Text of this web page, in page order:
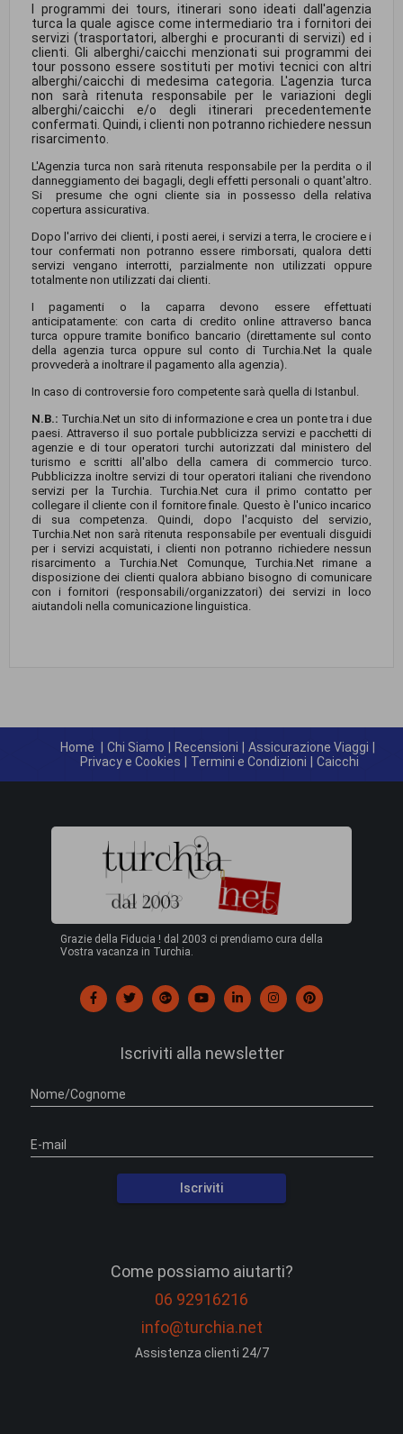
I programmi dei tours, itinerari sono ideati dall'agenzia
turca la quale agisce come intermediario tra i fornitori dei
servizi (trasportatori, alberghi e procuranti di servizi) ed i
clienti. Gli alberghi/caicchi menzionati sui programmi dei
tour possono essere sostituti per motivi tecnici con altri
alberghi/caicchi di medesima categoria. L'agenzia turca
non sarà ritenuta responsabile per le variazioni degli
alberghi/caicchi e/o degli itinerari precedentemente
confermati. Quindi, i clienti non potranno richiedere nessun
risarcimento.
L'Agenzia turca non sarà ritenuta responsabile per la perdita o il
danneggiamento dei bagagli, degli effetti personali o quant'altro.
Si presume che ogni cliente sia in possesso della relativa
copertura assicurativa.
Dopo l'arrivo dei clienti, i posti aerei, i servizi a terra, le crociere e i
tour confermati non potranno essere rimborsati, qualora detti
servizi vengano interrotti, parzialmente non utilizzati oppure
totalmente non utilizzati dai clienti.
I pagamenti o la caparra devono essere effettuati
anticipatamente: con carta di credito online attraverso banca
turca oppure tramite bonifico bancario (direttamente sul conto
della agenzia turca oppure sul conto di Turchia.Net la quale
provvederà a inoltrare il pagamento alla agenzia).
In caso di controversie foro competente sarà quella di Istanbul.
N.B.: Turchia.Net un sito di informazione e crea un ponte tra i due
paesi. Attraverso il suo portale pubblicizza servizi e pacchetti di
agenzie e di tour operatori turchi autorizzati dal ministero del
turismo e scritti all'albo della camera di commercio turco.
Pubblicizza inoltre servizi di tour operatori italiani che rivendono
servizi per la Turchia. Turchia.Net cura il primo contatto per
collegare il cliente con il fornitore finale. Questo è l'unico incarico
di sua competenza. Quindi, dopo l'acquisto del servizio,
Turchia.Net non sarà ritenuta responsabile per eventuali disguidi
per i servizi acquistati, i clienti non potranno richiedere nessun
risarcimento a Turchia.Net Comunque, Turchia.Net rimane a
disposizione dei clienti qualora abbiano bisogno di comunicare
con i fornitori (responsabili/organizzatori) dei servizi in loco
aiutandoli nella comunicazione linguistica.
Home Chi Siamo Recensioni Assicurazione Viaggi
Privacy e Cookies
Termini e Condizioni Caicchi
Grazie della Fiducia ! dal 2003 ci prendiamo cura della
Vostra vacanza in Turchia.
Iscriviti alla newsletter
Nome/Cognome
E-mail
Iscriviti
Come possiamo aiutarti?
06 92916216
info@turchia.net
Assistenza clienti 24/7